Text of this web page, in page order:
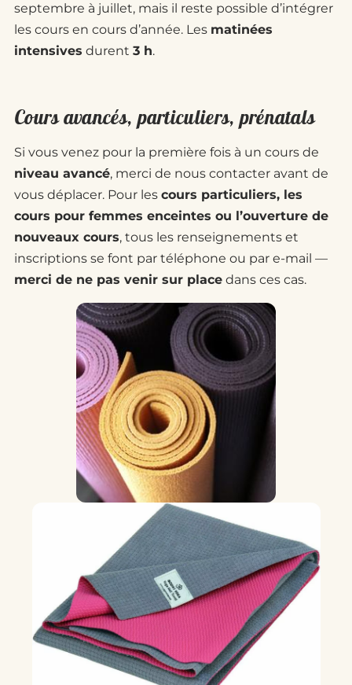
septembre à juillet, mais il reste possible d’intégrer
les cours en cours d’année. Les matinées
intensives durent 3 h.
Cours avancés, particuliers, prénatals
Si vous venez pour la première fois à un cours de
niveau avancé, merci de nous contacter avant de
vous déplacer. Pour les cours particuliers, les
cours pour femmes enceintes ou l’ouverture de
nouveaux cours, tous les renseignements et
inscriptions se font par téléphone ou par e-mail —
merci de ne pas venir sur place dans ces cas.